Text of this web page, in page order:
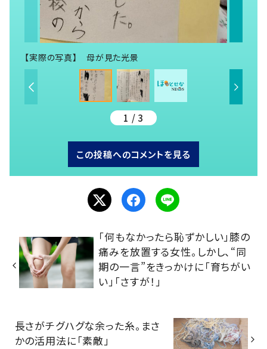
【実際の写真】 母が見た光景
1 / 3
この投稿へのコメントを見る
「何もなかったら恥ずかしい」膝の
痛みを放置する女性。しかし、“同
期の一言”をきっかけに「育ちがい
い」「さすが！」
長さがチグハグな余った糸。まさ
かの活用法に「素敵」